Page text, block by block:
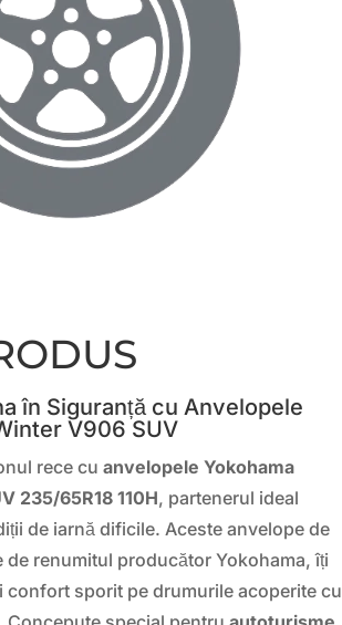
în Siguranță cu Anvelopele
V906 SUV
rece cuanvelopele Yokohama
235/65R18 110H, partenerul ideal
de iarnă dificile. Aceste anvelope de
de renumitul producător Yokohama, îți
confort sporit pe drumurile acoperite cu